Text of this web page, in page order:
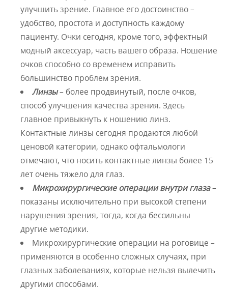
улучшить зрение. Главное его достоинство –
удобство, простота и доступность каждому
пациенту. Очки сегодня, кроме того, эффектный
модный аксессуар, часть вашего образа. Ношение
очков способно со временем исправить
большинство проблем зрения.
Линзы– более продвинутый, после очков,
способ улучшения качества зрения. Здесь
главное привыкнуть к ношению линз.
Контактные линзы сегодня продаются любой
ценовой категории, однако офтальмологи
отмечают, что носить контактные линзы более 15
лет очень тяжело для глаз.
Микрохирургические операции внутри глаза–
показаны исключительно при высокой степени
нарушения зрения, тогда, когда бессильны
другие методики.
Микрохирургические операции на роговице –
применяются в особенно сложных случаях, при
глазных заболеваниях, которые нельзя вылечить
другими способами.